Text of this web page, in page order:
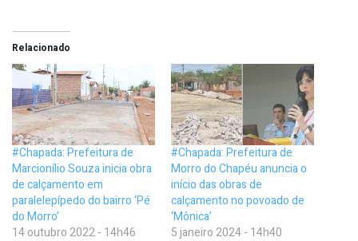
Relacionado
#Chapada: Prefeitura de
Marcionílio Souza inicia obra
de calçamento em
paralelepípedo do bairro ‘Pé
do Morro’
14 outubro 2022 - 14h46
#Chapada: Prefeitura de
Morro do Chapéu anuncia o
início das obras de
calçamento no povoado de
‘Mônica’
5 janeiro 2024 - 14h40